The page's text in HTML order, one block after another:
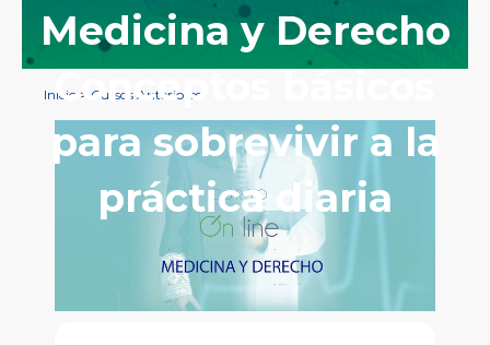
Medicina y Derecho
Conceptos básicos
para sobrevivir a la
práctica diaria
Inicio > Cursos Anteriores